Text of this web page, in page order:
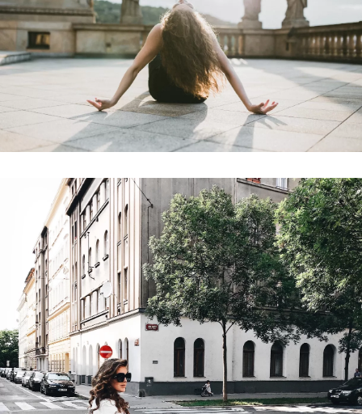
INFORMACE
REDAKCE